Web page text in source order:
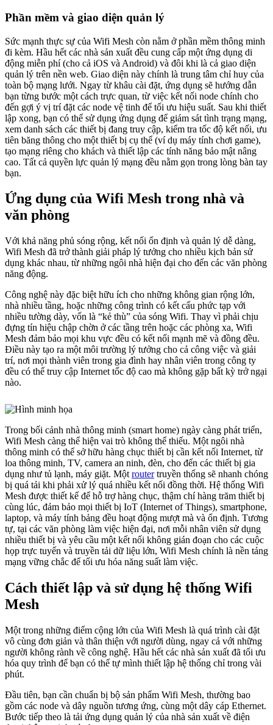
Phần mềm và giao diện quản lý
Sức mạnh thực sự của Wifi Mesh còn nằm ở phần mềm thông minh
đi kèm. Hầu hết các nhà sản xuất đều cung cấp một ứng dụng di
động miễn phí (cho cả iOS và Android) và đôi khi là cả giao diện
quản lý trên nền web. Giao diện này chính là trung tâm chỉ huy của
toàn bộ mạng lưới. Ngay từ khâu cài đặt, ứng dụng sẽ hướng dẫn
bạn từng bước một cách trực quan, từ việc kết nối node chính cho
đến gợi ý vị trí đặt các node vệ tinh để tối ưu hiệu suất. Sau khi thiết
lập xong, bạn có thể sử dụng ứng dụng để giám sát tình trạng mạng,
xem danh sách các thiết bị đang truy cập, kiểm tra tốc độ kết nối, ưu
tiên băng thông cho một thiết bị cụ thể (ví dụ máy tính chơi game),
tạo mạng riêng cho khách và thiết lập các tính năng bảo mật nâng
cao. Tất cả quyền lực quản lý mạng đều nằm gọn trong lòng bàn tay
bạn.
Ứng dụng của Wifi Mesh trong nhà và
văn phòng
Với khả năng phủ sóng rộng, kết nối ổn định và quản lý dễ dàng,
Wifi Mesh đã trở thành giải pháp lý tưởng cho nhiều kịch bản sử
dụng khác nhau, từ những ngôi nhà hiện đại cho đến các văn phòng
năng động.
Công nghệ này đặc biệt hữu ích cho những không gian rộng lớn,
nhà nhiều tầng, hoặc những công trình có kết cấu phức tạp với
nhiều tường dày, vốn là “kẻ thù” của sóng Wifi. Thay vì phải chịu
đựng tín hiệu chập chờn ở các tầng trên hoặc các phòng xa, Wifi
Mesh đảm bảo mọi khu vực đều có kết nối mạnh mẽ và đồng đều.
Điều này tạo ra một môi trường lý tưởng cho cả công việc và giải
trí, nơi mọi thành viên trong gia đình hay nhân viên trong công ty
đều có thể truy cập Internet tốc độ cao mà không gặp bất kỳ trở ngại
nào.
Trong bối cảnh nhà thông minh (smart home) ngày càng phát triển,
Wifi Mesh càng thể hiện vai trò không thể thiếu. Một ngôi nhà
thông minh có thể sở hữu hàng chục thiết bị cần kết nối Internet, từ
loa thông minh, TV, camera an ninh, đèn, cho đến các thiết bị gia
dụng như tủ lạnh, máy giặt. Một routertruyền thống sẽ nhanh chóng
bị quá tải khi phải xử lý quá nhiều kết nối đồng thời. Hệ thống Wifi
Mesh được thiết kế để hỗ trợ hàng chục, thậm chí hàng trăm thiết bị
cùng lúc, đảm bảo mọi thiết bị IoT (Internet of Things), smartphone,
laptop, và máy tính bảng đều hoạt động mượt mà và ổn định. Tương
tự, tại các văn phòng làm việc hiện đại, nơi mỗi nhân viên sử dụng
nhiều thiết bị và yêu cầu một kết nối không gián đoạn cho các cuộc
họp trực tuyến và truyền tải dữ liệu lớn, Wifi Mesh chính là nền tảng
mạng vững chắc để tối ưu hóa năng suất làm việc.
Cách thiết lập và sử dụng hệ thống Wifi
Mesh
Một trong những điểm cộng lớn của Wifi Mesh là quá trình cài đặt
vô cùng đơn giản và thân thiện với người dùng, ngay cả với những
người không rành về công nghệ. Hầu hết các nhà sản xuất đã tối ưu
hóa quy trình để bạn có thể tự mình thiết lập hệ thống chỉ trong vài
phút.
Đầu tiên, bạn cần chuẩn bị bộ sản phẩm Wifi Mesh, thường bao
gồm các node và dây nguồn tương ứng, cùng một dây cáp Ethernet.
Bước tiếp theo là tải ứng dụng quản lý của nhà sản xuất về điện